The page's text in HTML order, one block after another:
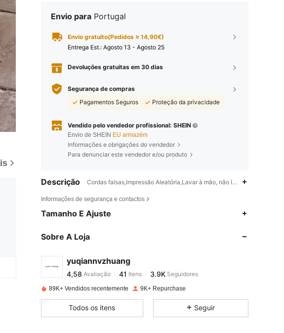
Envio para Portugal
Envio gratuito(Pedidos ≥ 14,90€)
Entrega Est.: Agosto 13 - Agosto 25
Devoluções gratuitas em 30 dias
Segurança de compras
Pagamentos Seguros
Proteção da privacidade
Vendido pelo vendedor profissional: SHEIN
Envio de SHEIN EU armazém
Informações e obrigações do vendedor
Para denunciar este vendedor e/ou produto
Descrição Cordas falsas,Impressão Aleatória,Lavar à mão, não lavar a seco
Informações de segurança e contactos
Tamanho E Ajuste
Sobre A Loja
yuqiannvzhuang
4,58
4,58 Avaliação 41Itens
m***9pago1 dia atrás
89K+ Vendidos recentemente 9K+ Repurchase
Todos os itens Seguir